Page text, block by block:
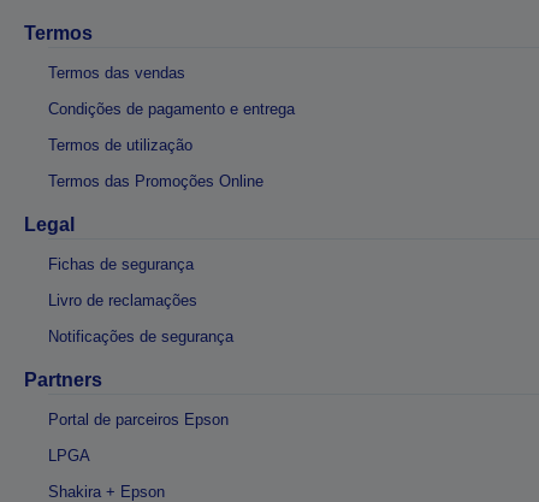
Termos
Termos das vendas
Condições de pagamento e entrega
Termos de utilização
Termos das Promoções Online
Legal
Fichas de segurança
Livro de reclamações
Notificações de segurança
Partners
Portal de parceiros Epson
LPGA
Shakira + Epson